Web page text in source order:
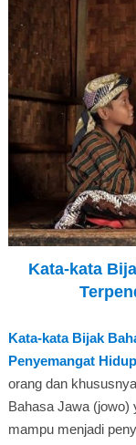
Kata-kata
Kata-kata Bijak
Penyemangat Hidup
orang dan
Bahasa Jawa (jowo)
mampu menjadi